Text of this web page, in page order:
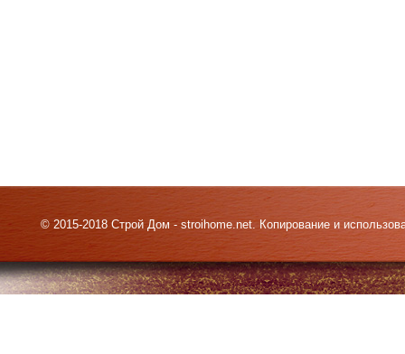
© 2015-2018 Строй Дом - stroihome.net. Копирование и